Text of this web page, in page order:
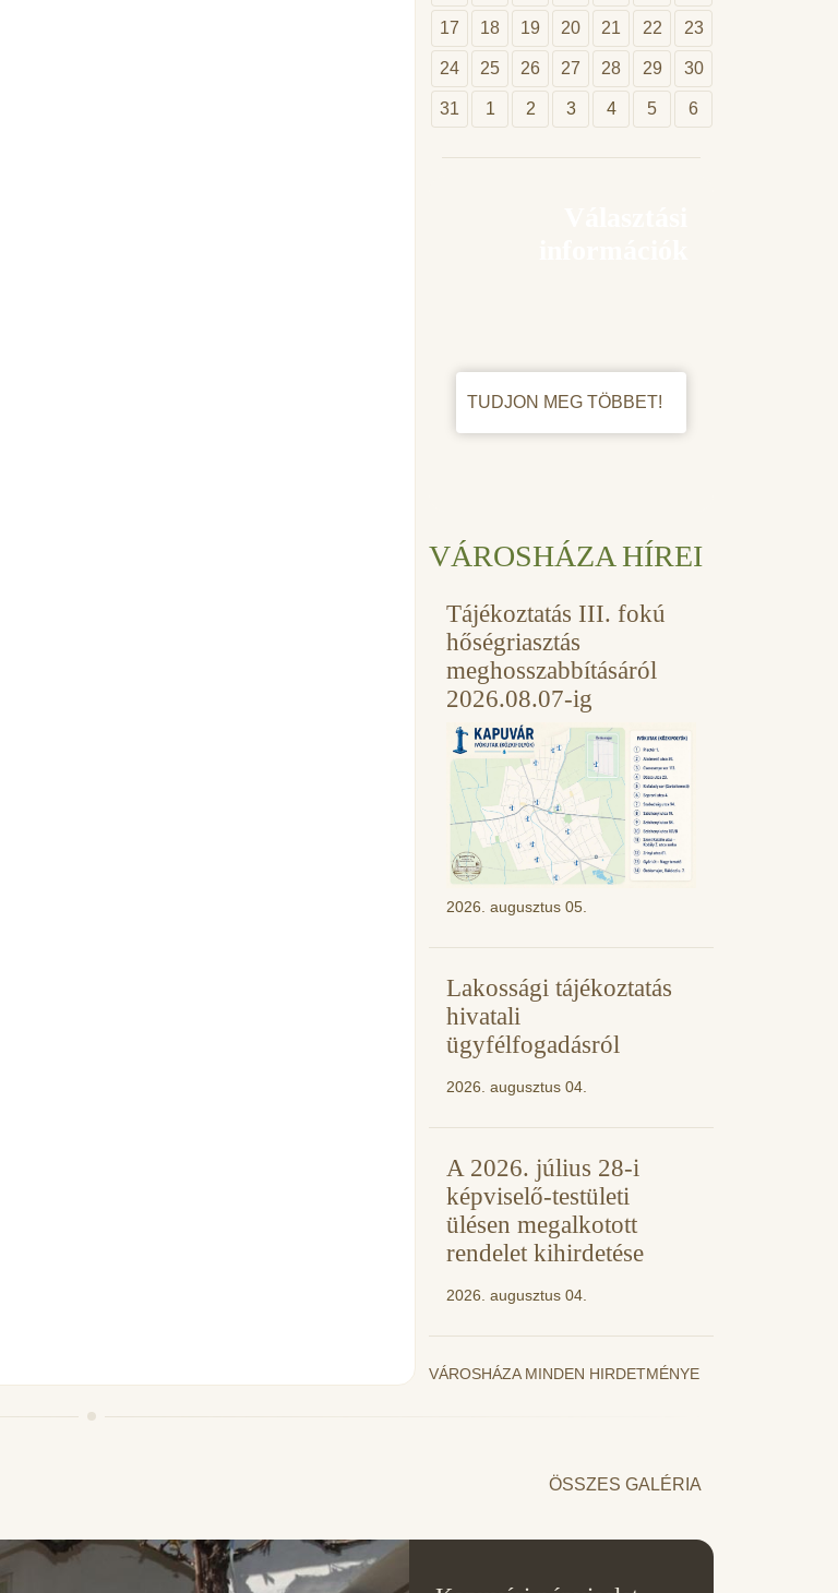
17 18 19 20 21 22 23
24 25 26 27 28 29 30
31 1 2 3 4 5 6
TUDJON MEG TÖBBET!
VÁROSHÁZA HÍREI
Tájékoztatás III. fokú
hőségriasztás
meghosszabbításáról
2026.08.07-ig
2026. augusztus 05.
Lakossági tájékoztatás
hivatali
ügyfélfogadásról
2026. augusztus 04.
A 2026. július 28-i
képviselő-testületi
ülésen megalkotott
rendelet kihirdetése
2026. augusztus 04.
VÁROSHÁZA MINDEN HIRDETMÉNYE
ÖSSZES GALÉRIA